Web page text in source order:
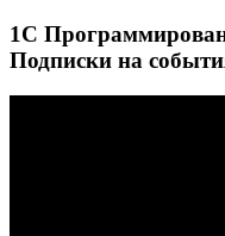
1С
Подписки на